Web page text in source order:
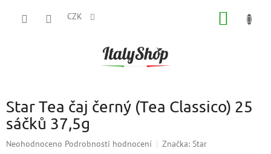
CZK
Star Tea čaj černý (Tea Classico) 25
sáčků 37,5g
Průměrné
Neohodnoceno Podrobnosti hodnocení Značka: Star